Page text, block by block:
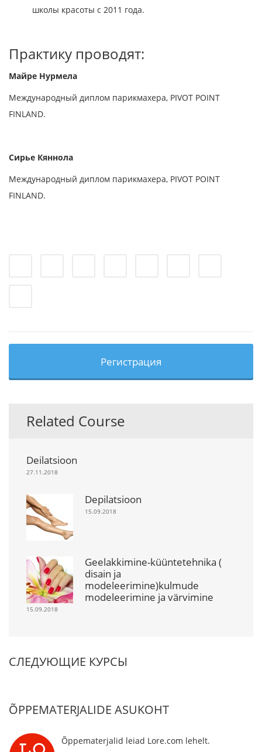
школы красоты с 2011 года.
Практику проводят:
Майре Нурмела
Международный диплом парикмахера, PIVOT POINT
FINLAND.
Сирье Кяннола
Международный диплом парикмахера, PIVOT POINT
FINLAND.
Регистрация
Related Course
Deilatsioon
27.11.2018
Depilatsioon
15.09.2018
Geelakkimine-küüntetehnika (
disain ja
modeleerimine)kulmude
modeleerimine ja värvimine
15.09.2018
СЛЕДУЮЩИЕ КУРСЫ
ÕPPEMATERJALIDE ASUKOHT
Õppematerjalid leiad Lore.com lehelt.